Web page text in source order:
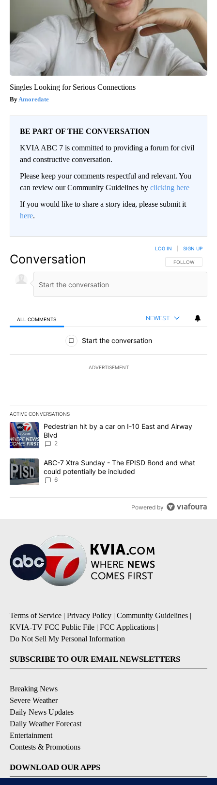
Singles Looking for Serious Connections
Amoredate
BE PART OF THE CONVERSATION
KVIA ABC 7 is committed to providing a forum for civil
and constructive conversation.
Please keep your comments respectful and relevant. You
can review our Community Guidelines by clicking here
If you would like to share a story idea, please submit it
here.
Conversation FOLLOW THIS
FOLLOW
LOG IN SIGN UP
ALL COMMENTS NEWEST
All Comments
Start the conversation
ADVERTISEMENT
ACTIVE CONVERSATIONS
The following is a list of the most commented articles in the last
A trending article titled "Pedestrian hit by a car on I-10 East and
Pedestrian hit by a car on I-10 East and Airway
Blvd
2
A trending article titled "ABC-7 Xtra Sunday - The EPISD Bond
ABC-7 Xtra Sunday - The EPISD Bond and what
could potentially be included
6
Powered by
Terms of Service | Privacy Policy | Community Guidelines |
KVIA-TV FCC Public File | FCC Applications |
Do Not Sell My Personal Information
SUBSCRIBE TO OUR EMAIL NEWSLETTERS
Breaking News
Severe Weather
Daily News Updates
Daily Weather Forecast
Entertainment
Contests & Promotions
DOWNLOAD OUR APPS